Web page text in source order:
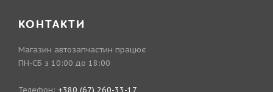
КОНТАКТИ
Магазин автозапчастин працює
ПН-СБ з 10:00 до 18:00
Телефон: +380 (67) 260-33-17